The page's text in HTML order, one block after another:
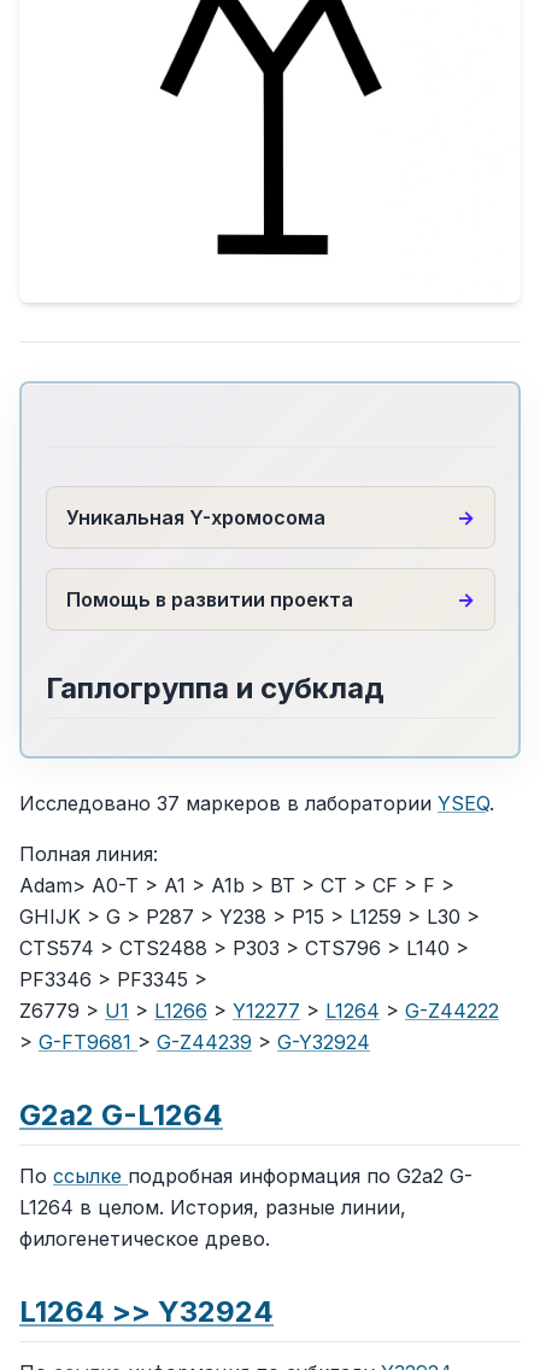
Уникальная Y-хромосома
Помощь в развитии проекта
Гаплогруппа и субклад
Исследовано 37 маркеров в лаборатории YSEQ.
Полная линия:
Adam> A0-T > A1 > A1b > BT > CT > CF > F >
GHIJK > G > P287 > Y238 > P15 > L1259 > L30 >
CTS574 > CTS2488 > P303 > CTS796 > L140 >
PF3346 > PF3345 >
Z6779 > U1 > L1266 > Y12277 > L1264 > G-Z44222
> G-FT9681 > G-Z44239 > G-Y32924
G2a2 G-L1264
По ссылке подробная информация по G2a2 G-
L1264 в целом. История, разные линии,
филогенетическое древо.
L1264 >> Y32924